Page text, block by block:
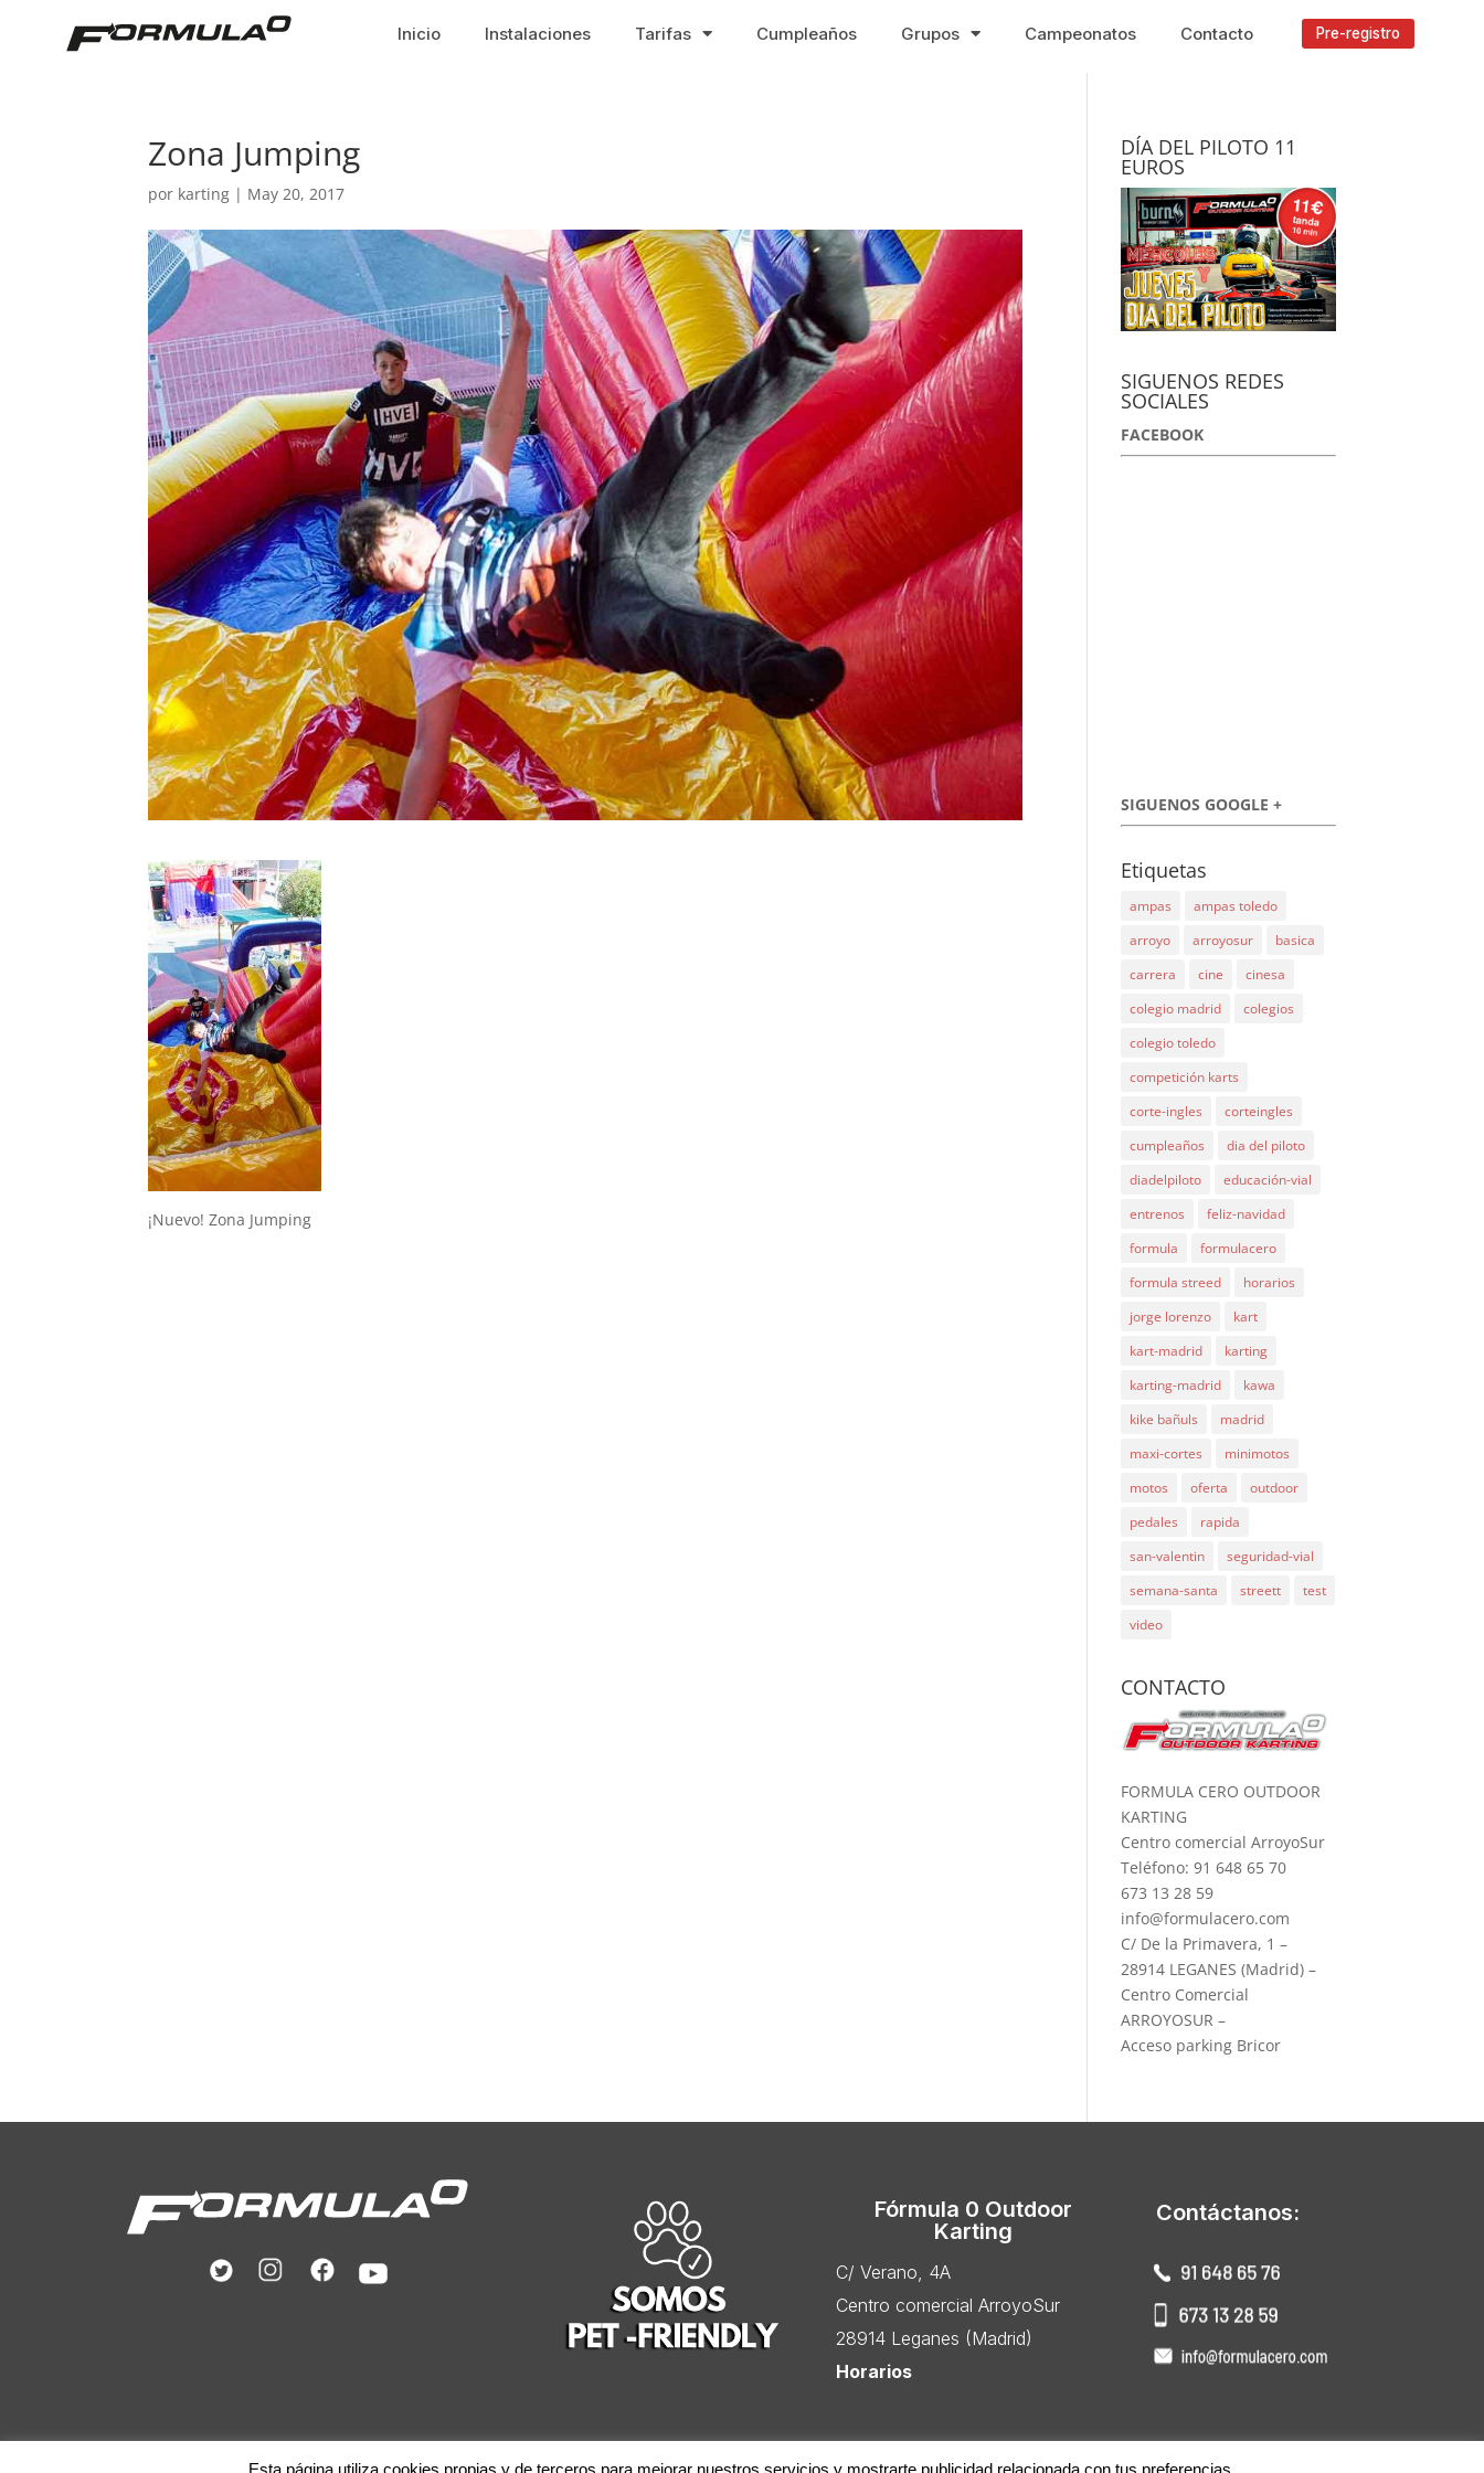
Inicio Instalaciones Tarifas Cumpleaños Grupos Campeonatos Contacto Pre-registro
Zona Jumping
por karting | May 20, 2017
¡Nuevo! Zona Jumping
DÍA DEL PILOTO 11
EUROS
SIGUENOS REDES
SOCIALES
FACEBOOK
SIGUENOS GOOGLE +
Etiquetas
ampas
ampas toledo
arroyo
arroyosur
basica
carrera
cine
cinesa
colegio madrid
colegios
colegio toledo
competición karts
corte-ingles
corteingles
cumpleaños
dia del piloto
diadelpiloto
educación-vial
entrenos
feliz-navidad
formula
formulacero
formula streed
horarios
jorge lorenzo
kart
kart-madrid
karting
karting-madrid
kawa
kike bañuls
madrid
maxi-cortes
minimotos
motos
oferta
outdoor
pedales
rapida
san-valentin
seguridad-vial
semana-santa
streett
test
video
CONTACTO
FORMULA CERO OUTDOOR
KARTING
Centro comercial ArroyoSur
Teléfono: 91 648 65 70
673 13 28 59
info@formulacero.com
C/ De la Primavera, 1 –
28914 LEGANES (Madrid) –
Centro Comercial
ARROYOSUR –
Acceso parking Bricor
Fórmula 0 Outdoor
Karting
C/ Verano, 4A
Centro comercial ArroyoSur
28914 Leganes (Madrid)
Horarios
Contáctanos:
Esta página utiliza cookies propias y de terceros para mejorar nuestros servicios y mostrarte publicidad relacionada con tus preferencias.